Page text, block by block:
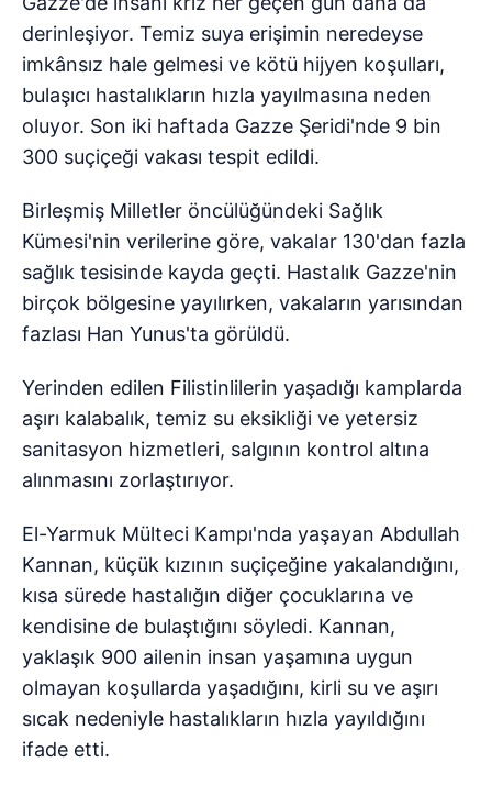
derinleşiyor. Temiz suya erişimin neredeyse
imkânsız hale gelmesi ve kötü hijyen koşulları,
bulaşıcı hastalıkların hızla yayılmasına neden
oluyor. Son iki haftada Gazze Şeridi'nde 9 bin
300 suçiçeği vakası tespit edildi.
Birleşmiş Milletler öncülüğündeki Sağlık
Kümesi'nin verilerine göre, vakalar 130'dan fazla
sağlık tesisinde kayda geçti. Hastalık Gazze'nin
birçok bölgesine yayılırken, vakaların yarısından
fazlası Han Yunus'ta görüldü.
Yerinden edilen Filistinlilerin yaşadığı kamplarda
aşırı kalabalık, temiz su eksikliği ve yetersiz
sanitasyon hizmetleri, salgının kontrol altına
alınmasını zorlaştırıyor.
El-Yarmuk Mülteci Kampı'nda yaşayan Abdullah
Kannan, küçük kızının suçiçeğine yakalandığını,
kısa sürede hastalığın diğer çocuklarına ve
kendisine de bulaştığını söyledi. Kannan,
yaklaşık 900 ailenin insan yaşamına uygun
olmayan koşullarda yaşadığını, kirli su ve aşırı
sıcak nedeniyle hastalıkların hızla yayıldığını
ifade etti.